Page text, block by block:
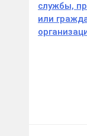
службы,
или